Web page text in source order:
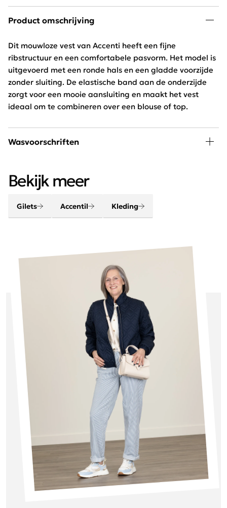
Product omschrijving
Dit mouwloze vest van Accenti heeft een fijne
ribstructuur en een comfortabele pasvorm. Het model is
uitgevoerd met een ronde hals en een gladde voorzijde
zonder sluiting. De elastische band aan de onderzijde
zorgt voor een mooie aansluiting en maakt het vest
ideaal om te combineren over een blouse of top.
Wasvoorschriften
Bekijk meer
Gilets Accentil Kleding